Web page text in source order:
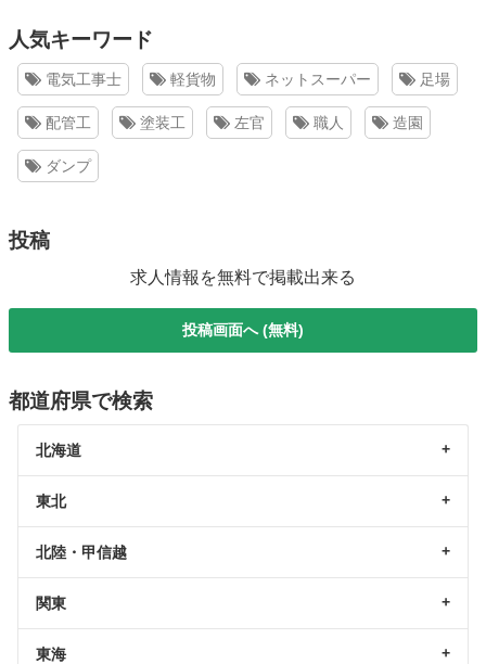
人気キーワード
電気工事士 軽貨物 ネットスーパー 足場
配管工 塗装工 左官 職人 造園
ダンプ
投稿
求人情報を無料で掲載出来る
投稿画面へ (無料)
都道府県で検索
北海道
東北
北陸・甲信越
関東
東海